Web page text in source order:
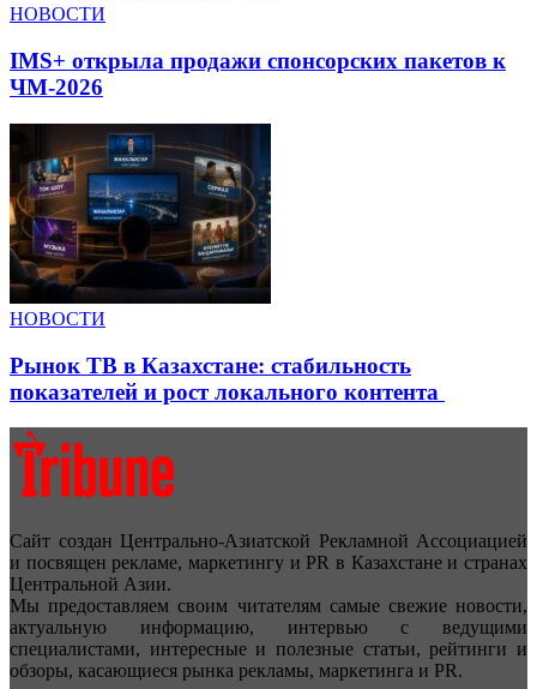
НОВОСТИ
IMS+ открыла продажи спонсорских пакетов к
ЧМ-2026
НОВОСТИ
Рынок ТВ в Казахстане: стабильность
показателей и рост локального контента
Сайт создан Центрально-Азиатской Рекламной Ассоциацией
и посвящен рекламе, маркетингу и PR в Казахстане и странах
Центральной Азии.
Мы предоставляем своим читателям самые свежие новости,
актуальную информацию, интервью с ведущими
специалистами, интересные и полезные статьи, рейтинги и
обзоры, касающиеся рынка рекламы, маркетинга и PR.